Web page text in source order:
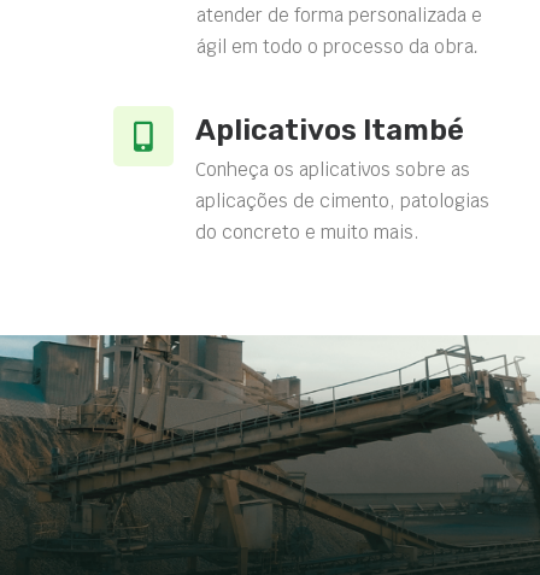
atender de forma personalizada e
ágil em todo o processo da obra.
Aplicativos Itambé
Conheça os aplicativos sobre as
aplicações de cimento, patologias
do concreto e muito mais.